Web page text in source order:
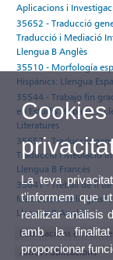
Aplicacions i
35652 - Traducció
Traducció i Mediació
Llengua B Anglès
35510 - Morfología
Hispànics: Llengua
35544 - Trabajo fin
en Estudis Hispànics:
Literatures
35652 - Traducció
Traducció i Mediació
Llengua B Francès
35641 - Treball de fi
Mediació
Llengua B Anglès
Publicacions en
Altres Publicacions
Cookies
La teva
t'informem que
realitzar anàlisis
amb la finalitat
proporcionar